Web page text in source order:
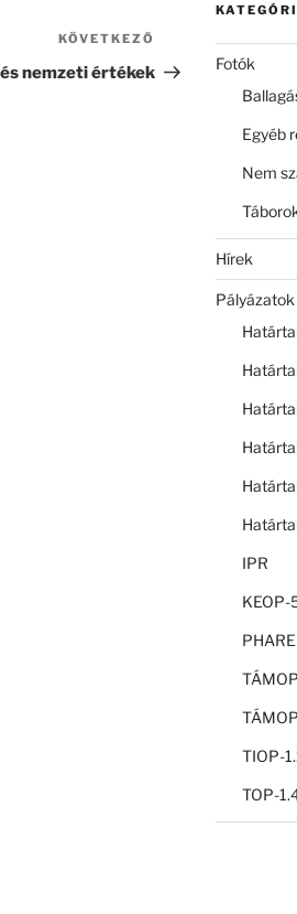
Következő
bejegyzés
KÖVETKEZŐ
nemzeti értékek
Fotók
Egyéb
Nem
Hírek
Pályázatok
IPR
PHARE
TIOP-
TOP-